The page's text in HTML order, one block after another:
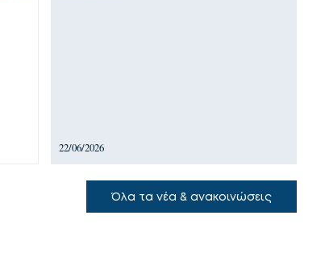
22/06/2026
Όλα τα νέα & ανακοινώσεις